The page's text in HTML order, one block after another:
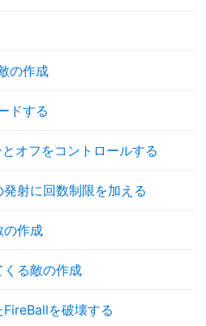
の作成
ドする
オフをコントロールする
射に回数制限を加える
の作成
くる敵の作成
を破壊する